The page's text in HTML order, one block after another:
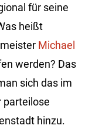
für seine
heißt
Michael
werden? Das
sich das im
parteilose
hinzu.